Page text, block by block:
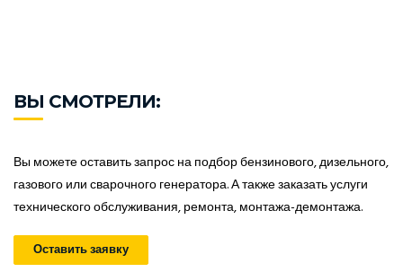
ВЫ СМОТРЕЛИ:
Вы можете оставить запрос на подбор бензинового, дизельного,
газового или сварочного генератора. А также заказать услуги
технического обслуживания, ремонта, монтажа-демонтажа.
Оставить заявку